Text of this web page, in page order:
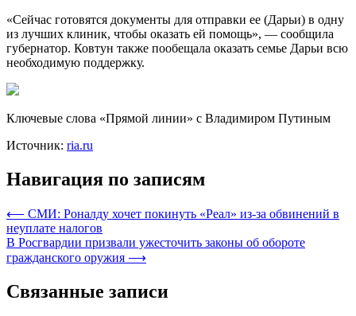
«Сейчас готовятся документы для отправки ее (Дарьи) в одну
из лучших клиник, чтобы оказать ей помощь», — сообщила
губернатор. Ковтун также пообещала оказать семье Дарьи всю
необходимую поддержку.
Ключевые слова «Прямой линии» с Владимиром Путиным
Источник: ria.ru
Навигация по записям
⟵ СМИ: Роналду хочет покинуть «Реал» из-за обвинений в
неуплате налогов
В Росгвардии призвали ужесточить законы об обороте
гражданского оружия ⟶
Связанные записи